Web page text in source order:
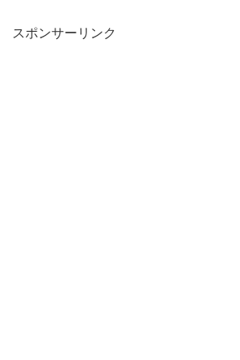
スポンサーリンク